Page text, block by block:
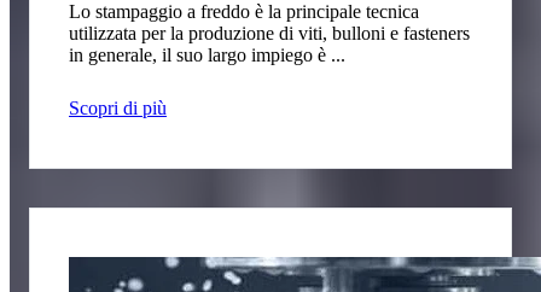
Lo stampaggio a freddo è la principale tecnica
utilizzata per la produzione di viti, bulloni e fasteners
in generale, il suo largo impiego è ...
Scopri di più